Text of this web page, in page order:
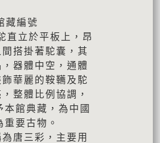
藏編號
直立於平板上，昂
搭掛著駝囊，其
器體中空，通體
華麗的鞍韉及駝
整體比例協調，
館典藏，為中國
要古物。
唐三彩，主要用